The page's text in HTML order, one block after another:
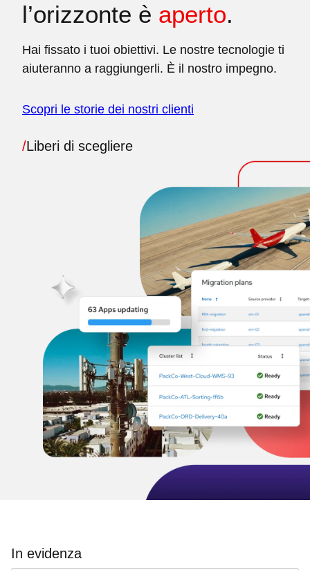
l’orizzonte è aperto.
Hai fissato i tuoi obiettivi. Le nostre tecnologie ti
aiuteranno a raggiungerli. È il nostro impegno.
Scopri le storie dei nostri clienti
/Liberi di scegliere
In evidenza